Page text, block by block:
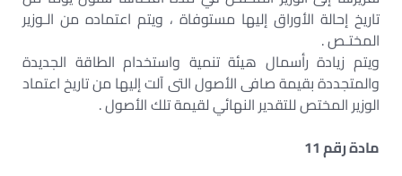
تاريخ إحالة الأوراق إليها مستوفاة ، ويتم اعتماده من الـوزير
المختـص .
ويتم زيادة رأسمال هيئة تنمية واستخدام الطاقة الجديدة
والمتجددة بقيمة صافى الأصول التى آلت إليها من تاريخ اعتماد
الوزير المختص للتقدير النهائي لقيمة تلك الأصول .
مادة رقم 11